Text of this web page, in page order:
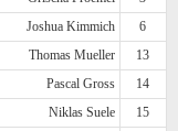
Joshua Kimmich
6
Thomas Mueller
13
Pascal Gross
14
Niklas Suele
15